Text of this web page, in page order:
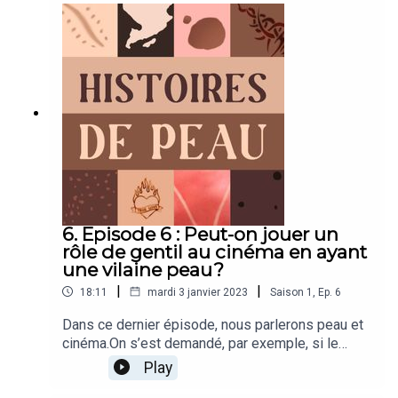
épiderme est-il sur le point de devenir en
permanence connecté au grand réseau numérique
mondial ?C’est une question à laquelle nous
avons tenté de répondre avec Marc Teyssier,
enseignant-chercheur, spécialisé en interaction
humain-machine et Daniela Cerqui, enseignante
en anthropologie à l’Université de Lausanne.Et
vous allez être étonné de découvrir que tout cela
n’est plus juste une question de science-fiction.
6. Episode 6 : Peut-on jouer un
rôle de gentil au cinéma en ayant
une vilaine peau?
18:11 | mardi 3 janvier 2023 | Saison 1 , Ep. 6
Dans ce dernier épisode, nous parlerons peau et
cinéma.On s’est demandé, par exemple, si le
cinéma n’utilisait pas davantage les
problématiques de peau pour représenter les
Play